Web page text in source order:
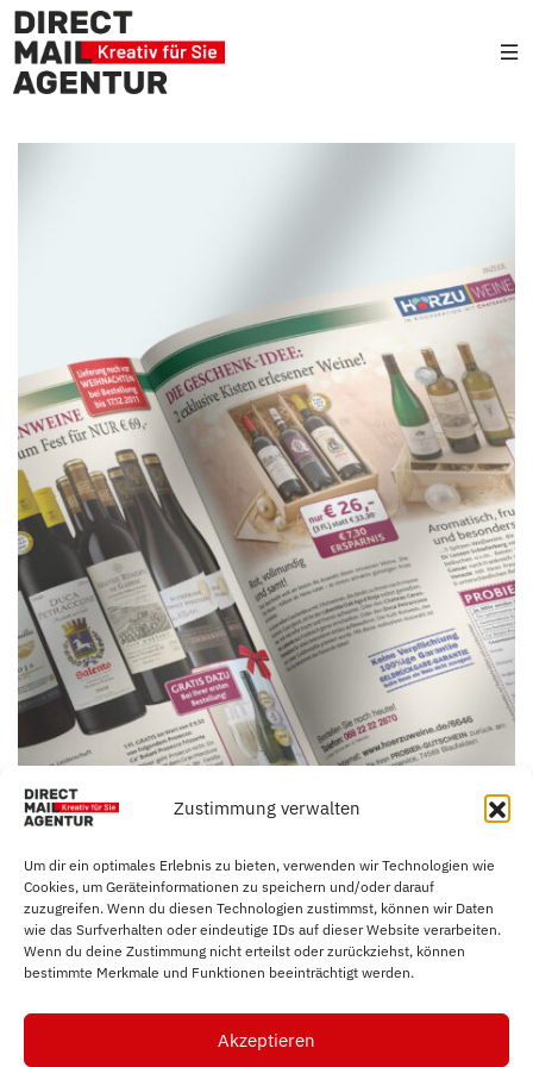
Zustimmung verwalten
Um dir ein optimales Erlebnis zu bieten, verwenden wir Technologien wie
Cookies, um Geräteinformationen zu speichern und/oder darauf
zuzugreifen. Wenn du diesen Technologien zustimmst, können wir Daten
wie das Surfverhalten oder eindeutige IDs auf dieser Website verarbeiten.
Wenn du deine Zustimmung nicht erteilst oder zurückziehst, können
bestimmte Merkmale und Funktionen beeinträchtigt werden.
Akzeptieren